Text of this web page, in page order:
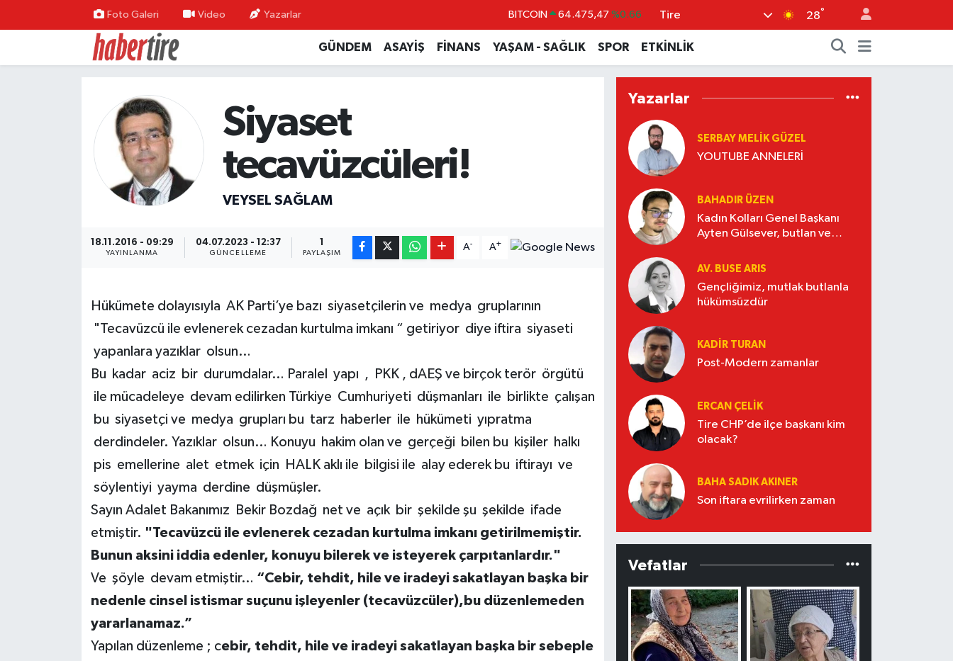
Foto Galeri Video Yazarlar
BITCOIN 64.475,47 %0.66
%0
Tire 28°
GÜNDEM ASAYİŞ FİNANS YAŞAM - SAĞLIK SPOR ETKİNLİK
Siyaset
tecavüzcüleri!
VEYSEL SAĞLAM
18.11.2016 - 09:29
YAYINLANMA
04.07.2023 - 12:37
GÜNCELLEME
1
PAYLAŞIM
A- A+
Hükümete dolayısıyla AK Parti’ye bazı siyasetçilerin ve medya gruplarının
"Tecavüzcü ile evlenerek cezadan kurtulma imkanı “ getiriyor diye iftira siyaseti
yapanlara yazıklar olsun…
Bu kadar aciz bir durumdalar… Paralel yapı , PKK , dAEŞ ve birçok terör örgütü
ile mücadeleye devam edilirken Türkiye Cumhuriyeti düşmanları ile birlikte çalışan
bu siyasetçi ve medya grupları bu tarz haberler ile hükümeti yıpratma
derdindeler. Yazıklar olsun… Konuyu hakim olan ve gerçeği bilen bu kişiler halkı
pis emellerine alet etmek için HALK aklı ile bilgisi ile alay ederek bu iftirayı ve
söylentiyi yayma derdine düşmüşler.
Sayın Adalet Bakanımız Bekir Bozdağ net ve açık bir şekilde şu şekilde ifade
etmiştir. "Tecavüzcü ile evlenerek cezadan kurtulma imkanı getirilmemiştir.
Bunun aksini iddia edenler, konuyu bilerek ve isteyerek çarpıtanlardır."
Ve şöyle devam etmiştir… “Cebir, tehdit, hile ve iradeyi sakatlayan başka bir
nedenle cinsel istismar suçunu işleyenler (tecavüzcüler),bu düzenlemeden
yararlanamaz.”
Yapılan düzenleme ; cebir, tehdit, hile ve iradeyi sakatlayan başka bir sebeple
Yazarlar
SERBAY MELIK GÜZEL
YOUTUBE ANNELERİ
BAHADIR ÜZEN
Kadın Kolları Genel Başkanı
Ayten Gülsever, butlan ve
AV. BUSE ARIS
Gençliğimiz, mutlak butlanla
hükümsüzdür
KADIR TURAN
Post-Modern zamanlar
ERCAN ÇELIK
Tire CHP’de ilçe başkanı kim
olacak?
BAHA SADIK AKINER
Son iftara evrilirken zaman
Vefatlar
Tire Nöbetçi Eczaneler
Tire Trafik Yoğunluk Haritası
Süper Lig Puan Durumu ve Fikstür
Tüm Manşetler